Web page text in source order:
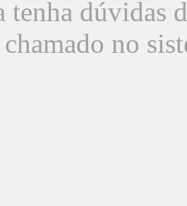
tenha dúvidas
no